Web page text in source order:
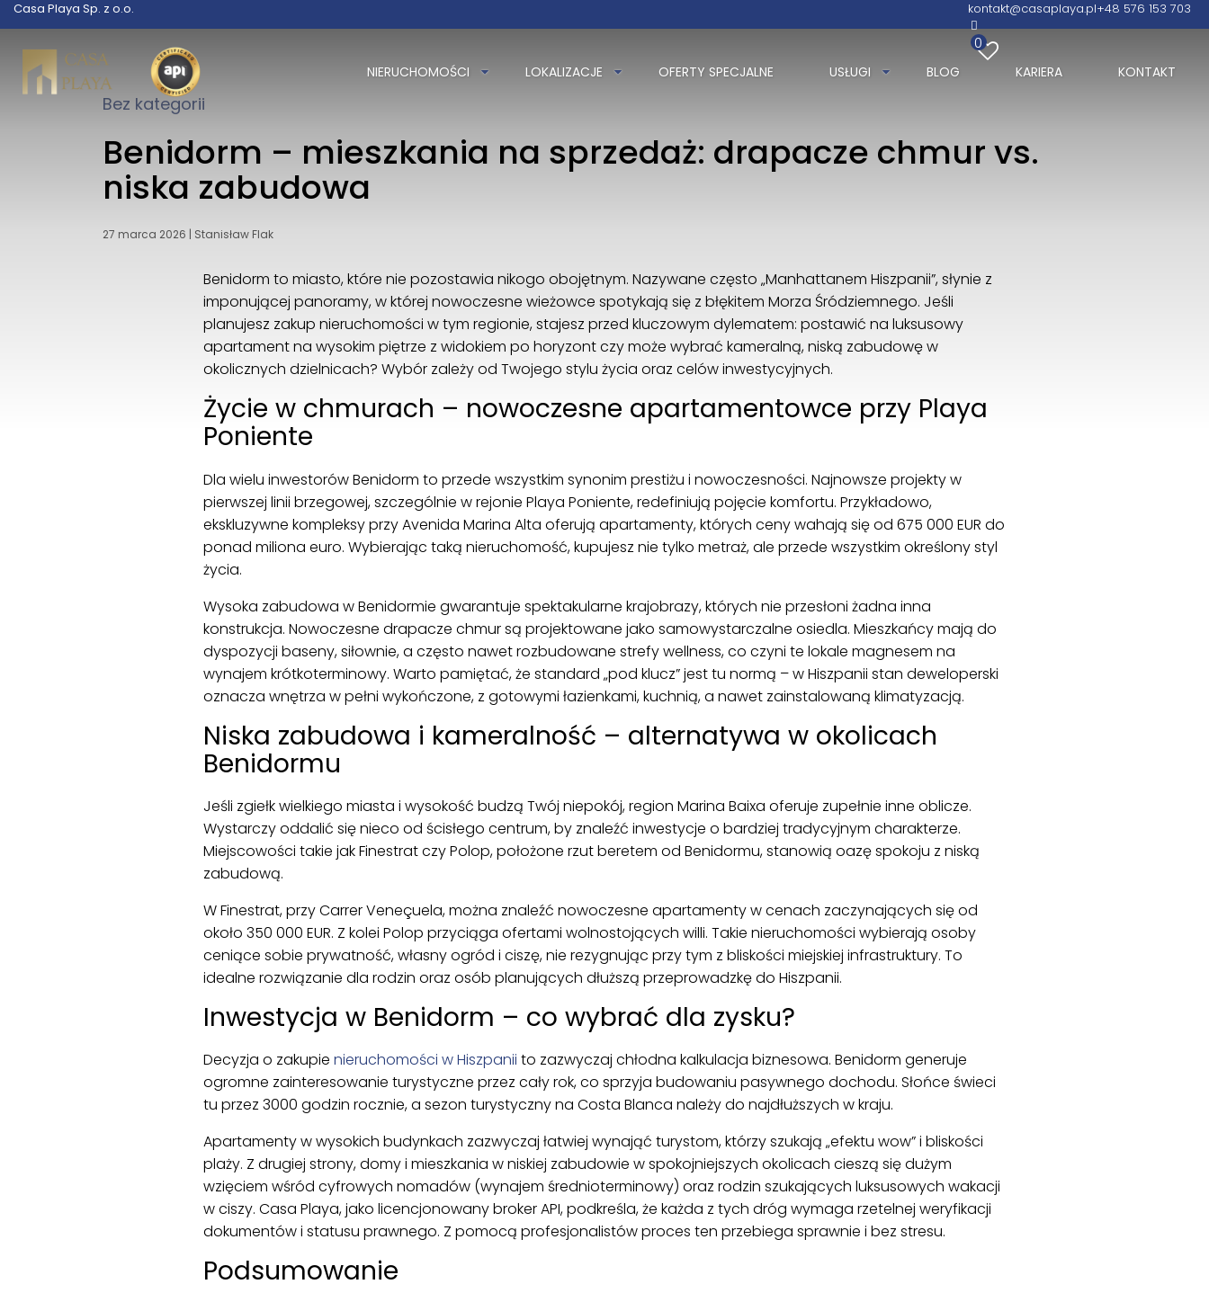
Casa Playa Sp. z o.o. kontakt@casaplaya.pl+48 576 153 703
0
NIERUCHOMOŚCI LOKALIZACJE OFERTY SPECJALNE USŁUGI BLOG KARIERA KONTAKT
+48 576 153 703
Bez kategorii
Benidorm – mieszkania na sprzedaż: drapacze chmur vs.
niska zabudowa
27 marca 2026 | Stanisław Flak
Benidorm to miasto, które nie pozostawia nikogo obojętnym. Nazywane często „Manhattanem Hiszpanii”, słynie z
imponującej panoramy, w której nowoczesne wieżowce spotykają się z błękitem Morza Śródziemnego. Jeśli
planujesz zakup nieruchomości w tym regionie, stajesz przed kluczowym dylematem: postawić na luksusowy
apartament na wysokim piętrze z widokiem po horyzont czy może wybrać kameralną, niską zabudowę w
okolicznych dzielnicach? Wybór zależy od Twojego stylu życia oraz celów inwestycyjnych.
Życie w chmurach – nowoczesne apartamentowce przy Playa
Poniente
Dla wielu inwestorów Benidorm to przede wszystkim synonim prestiżu i nowoczesności. Najnowsze projekty w
pierwszej linii brzegowej, szczególnie w rejonie Playa Poniente, redefiniują pojęcie komfortu. Przykładowo,
ekskluzywne kompleksy przy Avenida Marina Alta oferują apartamenty, których ceny wahają się od 675 000 EUR do
ponad miliona euro. Wybierając taką nieruchomość, kupujesz nie tylko metraż, ale przede wszystkim określony styl
życia.
Wysoka zabudowa w Benidormie gwarantuje spektakularne krajobrazy, których nie przesłoni żadna inna
konstrukcja. Nowoczesne drapacze chmur są projektowane jako samowystarczalne osiedla. Mieszkańcy mają do
dyspozycji baseny, siłownie, a często nawet rozbudowane strefy wellness, co czyni te lokale magnesem na
wynajem krótkoterminowy. Warto pamiętać, że standard „pod klucz” jest tu normą – w Hiszpanii stan deweloperski
oznacza wnętrza w pełni wykończone, z gotowymi łazienkami, kuchnią, a nawet zainstalowaną klimatyzacją.
Niska zabudowa i kameralność – alternatywa w okolicach
Benidormu
Jeśli zgiełk wielkiego miasta i wysokość budzą Twój niepokój, region Marina Baixa oferuje zupełnie inne oblicze.
Wystarczy oddalić się nieco od ścisłego centrum, by znaleźć inwestycje o bardziej tradycyjnym charakterze.
Miejscowości takie jak Finestrat czy Polop, położone rzut beretem od Benidormu, stanowią oazę spokoju z niską
zabudową.
W Finestrat, przy Carrer Veneçuela, można znaleźć nowoczesne apartamenty w cenach zaczynających się od
około 350 000 EUR. Z kolei Polop przyciąga ofertami wolnostojących willi. Takie nieruchomości wybierają osoby
ceniące sobie prywatność, własny ogród i ciszę, nie rezygnując przy tym z bliskości miejskiej infrastruktury. To
idealne rozwiązanie dla rodzin oraz osób planujących dłuższą przeprowadzkę do Hiszpanii.
Inwestycja w Benidorm – co wybrać dla zysku?
Decyzja o zakupie nieruchomości w Hiszpanii to zazwyczaj chłodna kalkulacja biznesowa. Benidorm generuje
ogromne zainteresowanie turystyczne przez cały rok, co sprzyja budowaniu pasywnego dochodu. Słońce świeci
tu przez 3000 godzin rocznie, a sezon turystyczny na Costa Blanca należy do najdłuższych w kraju.
Apartamenty w wysokich budynkach zazwyczaj łatwiej wynająć turystom, którzy szukają „efektu wow” i bliskości
plaży. Z drugiej strony, domy i mieszkania w niskiej zabudowie w spokojniejszych okolicach cieszą się dużym
wzięciem wśród cyfrowych nomadów (wynajem średnioterminowy) oraz rodzin szukających luksusowych wakacji
w ciszy. Casa Playa, jako licencjonowany broker API, podkreśla, że każda z tych dróg wymaga rzetelnej weryfikacji
dokumentów i statusu prawnego. Z pomocą profesjonalistów proces ten przebiega sprawnie i bez stresu.
Podsumowanie